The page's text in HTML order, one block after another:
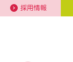
採用情報